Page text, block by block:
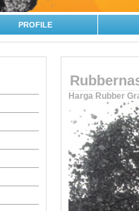
PROFILE
Harga Rubber